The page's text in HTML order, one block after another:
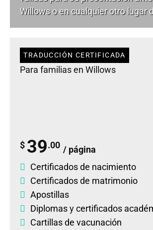
Willows o en cualquier otro lugar
TRADUCCIÓN CERTIFICADA
Para familias en Willows
$ 39.00 / página
Certificados de nacimiento
Certificados de matrimonio
Apostillas
Diplomasycertificados
Cartillas de vacunación